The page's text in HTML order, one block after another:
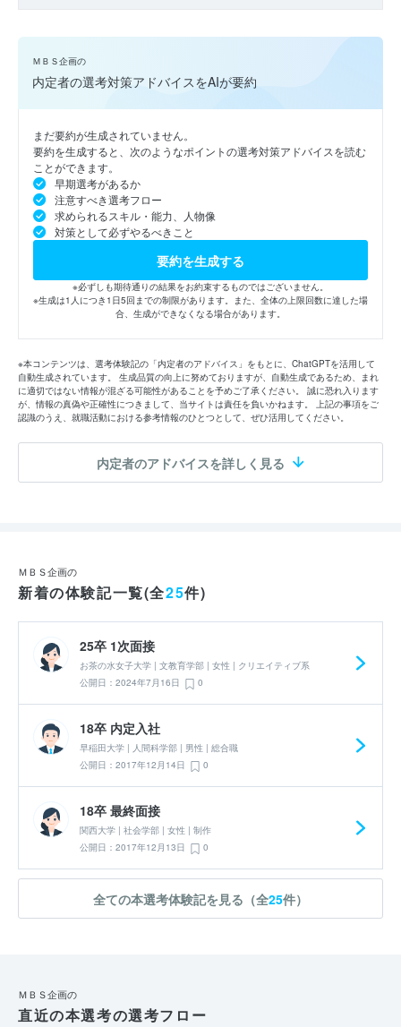
ＭＢＳ企画の
内定者の選考対策アドバイスをAIが要約
まだ要約が生成されていません。
要約を生成すると、次のようなポイントの選考対策アドバイスを読む
ことができます。
早期選考があるか
注意すべき選考フロー
求められるスキル・能力、人物像
対策として必ずやるべきこと
要約を生成する
※必ずしも期待通りの結果をお約束するものではございません。
※生成は1人につき1日5回までの制限があります。また、全体の上限回数に達した場
合、生成ができなくなる場合があります。
※本コンテンツは、選考体験記の「内定者のアドバイス」をもとに、ChatGPTを活用して
自動生成されています。 生成品質の向上に努めておりますが、自動生成であるため、まれ
に適切ではない情報が混ざる可能性があることを予めご了承ください。 誠に恐れ入ります
が、情報の真偽や正確性につきまして、当サイトは責任を負いかねます。 上記の事項をご
認識のうえ、就職活動における参考情報のひとつとして、ぜひ活用してください。
内定者のアドバイスを詳しく見る
ＭＢＳ企画の
新着の体験記一覧(全25件)
25卒 1次面接
お茶の水女子大学 | 文教育学部 | 女性 | クリエイティブ系
公開日：2024年7月16日
0
18卒 内定入社
早稲田大学 | 人間科学部 | 男性 | 総合職
公開日：2017年12月14日
0
18卒 最終面接
関西大学 | 社会学部 | 女性 | 制作
公開日：2017年12月13日
0
全ての本選考体験記を見る（全25件）
ＭＢＳ企画の
直近の本選考の選考フロー